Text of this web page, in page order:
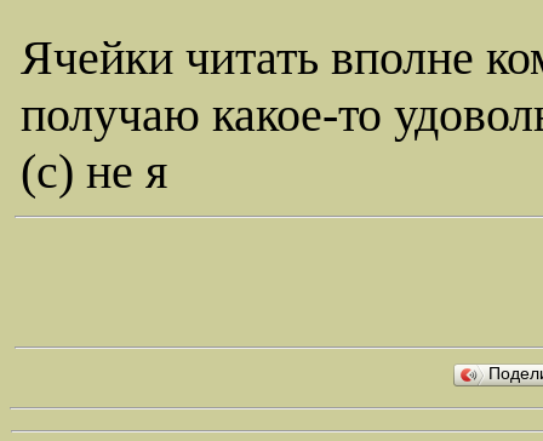
Ячейки читать вполне
получаю какое-то
(c) не я